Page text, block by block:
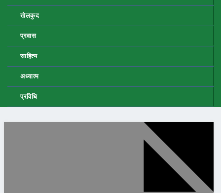
खेलकुद
प्रवास
साहित्य
अध्यात्म
प्रविधि